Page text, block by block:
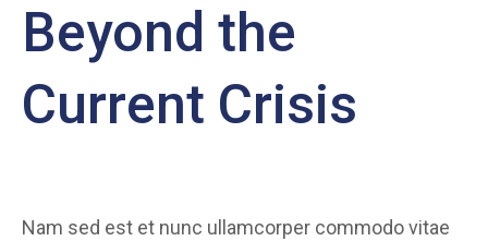
Beyond the
Current Crisis
Nam sed est et nunc ullamcorper commodo vitae